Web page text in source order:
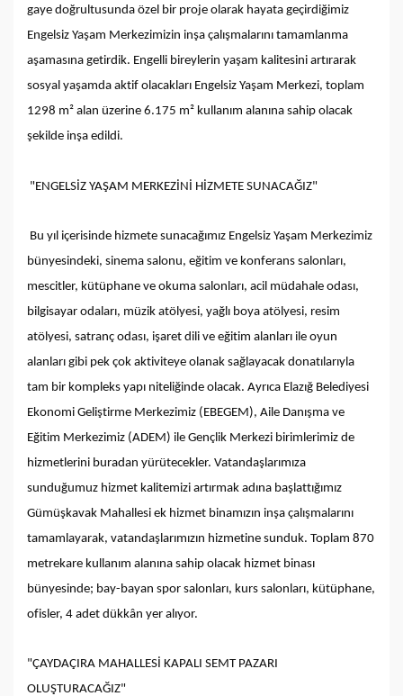
gaye doğrultusunda özel bir proje olarak hayata geçirdiğimiz
Engelsiz Yaşam Merkezimizin inşa çalışmalarını tamamlanma
aşamasına getirdik. Engelli bireylerin yaşam kalitesini artırarak
sosyal yaşamda aktif olacakları Engelsiz Yaşam Merkezi, toplam
1298 m² alan üzerine 6.175 m² kullanım alanına sahip olacak
şekilde inşa edildi.
"ENGELSİZ YAŞAM MERKEZİNİ HİZMETE SUNACAĞIZ"
Bu yıl içerisinde hizmete sunacağımız Engelsiz Yaşam Merkezimiz
bünyesindeki, sinema salonu, eğitim ve konferans salonları,
mescitler, kütüphane ve okuma salonları, acil müdahale odası,
bilgisayar odaları, müzik atölyesi, yağlı boya atölyesi, resim
atölyesi, satranç odası, işaret dili ve eğitim alanları ile oyun
alanları gibi pek çok aktiviteye olanak sağlayacak donatılarıyla
tam bir kompleks yapı niteliğinde olacak. Ayrıca Elazığ Belediyesi
Ekonomi Geliştirme Merkezimiz (EBEGEM), Aile Danışma ve
Eğitim Merkezimiz (ADEM) ile Gençlik Merkezi birimlerimiz de
hizmetlerini buradan yürütecekler. Vatandaşlarımıza
sunduğumuz hizmet kalitemizi artırmak adına başlattığımız
Gümüşkavak Mahallesi ek hizmet binamızın inşa çalışmalarını
tamamlayarak, vatandaşlarımızın hizmetine sunduk. Toplam 870
metrekare kullanım alanına sahip olacak hizmet binası
bünyesinde; bay-bayan spor salonları, kurs salonları, kütüphane,
ofisler, 4 adet dükkân yer alıyor.
"ÇAYDAÇIRA MAHALLESİ KAPALI SEMT PAZARI
OLUŞTURACAĞIZ"